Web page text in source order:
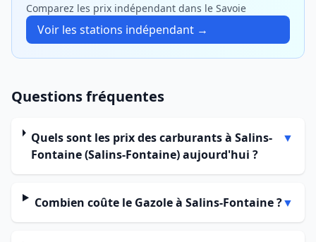
Comparez les prix indépendant dans le Savoie
Voir les stations indépendant →
Questions fréquentes
Quels sont les prix des carburants à Salins-
Fontaine (Salins-Fontaine) aujourd'hui ?
▼
Combien coûte le Gazole à Salins-Fontaine ?▼